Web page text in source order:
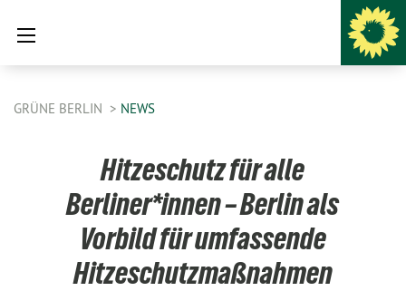
GRÜNE BERLIN NEWS
Hitzeschutz für alle
Berliner*innen – Berlin als
Vorbild für umfassende
Hitzeschutzmaßnahmen